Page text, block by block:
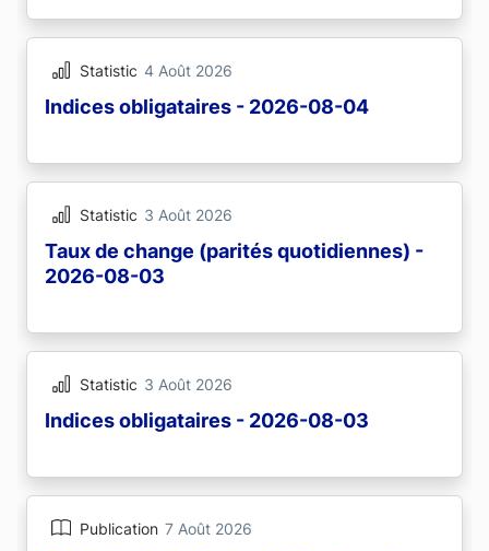
Statistic 4 Août 2026
Indices obligataires - 2026-08-04
Statistic 3 Août 2026
Taux de change (parités quotidiennes) -
2026-08-03
Statistic 3 Août 2026
Indices obligataires - 2026-08-03
Publication 7 Août 2026